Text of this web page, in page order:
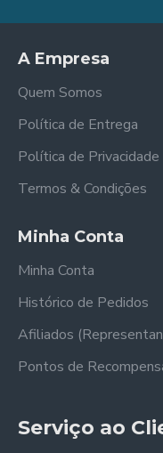
A Empresa
Quem Somos
Política de Entrega
Política de Privacidade
Termos & Condições
Minha Conta
Minha Conta
Histórico de Pedidos
Afiliados
Pontos de
Serviço ao